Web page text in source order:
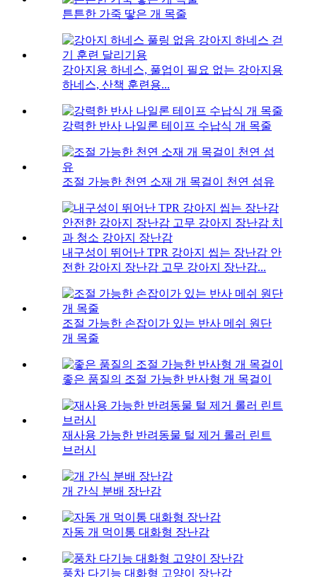
튼튼한 가죽 땋은 개 목줄
강아지용 하네스, 풀업이 필요 없는 강아지용
하네스, 산책 훈련용...
강력한 반사 나일론 테이프 수납식 개 목줄
조절 가능한 천연 소재 개 목걸이 천연 섬유
내구성이 뛰어난 TPR 강아지 씹는 장난감 안
전한 강아지 장난감 고무 강아지 장난감...
조절 가능한 손잡이가 있는 반사 메쉬 원단
개 목줄
좋은 품질의 조절 가능한 반사형 개 목걸이
재사용 가능한 반려동물 털 제거 롤러 린트
브러시
개 간식 분배 장난감
자동 개 먹이통 대화형 장난감
풍차 다기능 대화형 고양이 장난감